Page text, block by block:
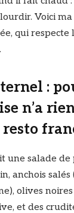
Voici
qui respecte
:
n’a
une salade
anchois
olives
et des